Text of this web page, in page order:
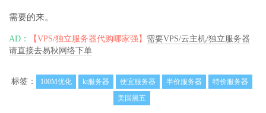
需要的来。
AD： 【VPS/独立服务器代购哪家强】 需要VPS/云主机/独立服务器
请直接去易秋网络下单
标签： 100M优化 kt服务器 便宜服务器 半价服务器
特价服务器
美国黑五